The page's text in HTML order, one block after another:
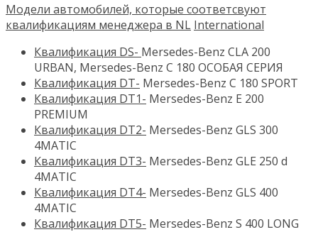
Модели автомобилей, которые соответсвуют
квалификациям менеджера в NL International
Квалификация DS- Mersedes-Benz CLA 200
URBAN, Mersedes-Benz C 180 ОСОБАЯ СЕРИЯ
Квалификация DT- Mersedes-Benz С 180 SPORT
Квалификация DT1- Mersedes-Benz E 200
PREMIUM
Квалификация DT2- Mersedes-Benz GLS 300
4MATIC
Квалификация DT3- Mersedes-Benz GLE 250 d
4MATIC
Квалификация DT4- Mersedes-Benz GLS 400
4MATIC
Квалификация DT5- Mersedes-Benz S 400 LONG